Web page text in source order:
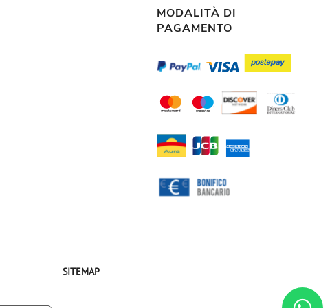
MODALITÀ DI
PAGAMENTO
SITEMAP